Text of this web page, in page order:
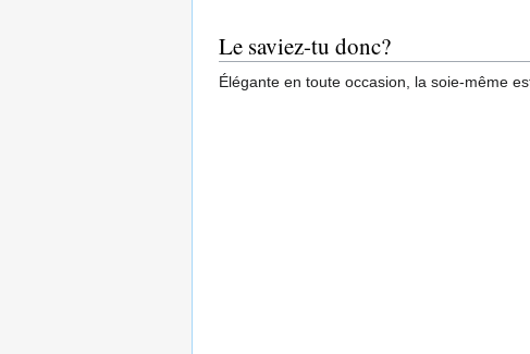
Le saviez-tu donc?
Élégante en toute occasion, la soie-même